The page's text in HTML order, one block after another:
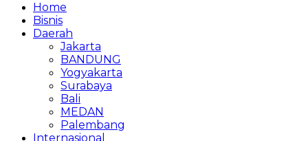
Home
Bisnis
Daerah
Jakarta
BANDUNG
Yogyakarta
Surabaya
Bali
MEDAN
Palembang
Internasional